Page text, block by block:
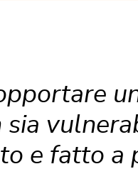
sia
e fatto a